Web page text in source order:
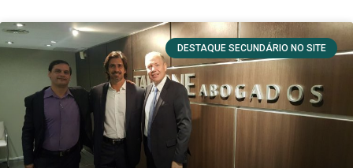
DESTAQUE SECUNDÁRIO NO SITE